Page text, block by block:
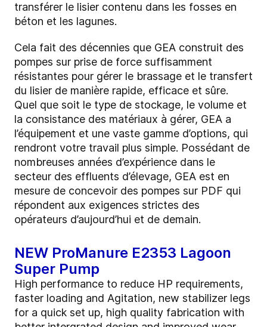
transférer le lisier contenu dans les fosses en
béton et les lagunes.
Cela fait des décennies que GEA construit des
pompes sur prise de force suffisamment
résistantes pour gérer le brassage et le transfert
du lisier de manière rapide, efficace et sûre.
Quel que soit le type de stockage, le volume et
la consistance des matériaux à gérer, GEA a
l’équipement et une vaste gamme d’options, qui
rendront votre travail plus simple. Possédant de
nombreuses années d’expérience dans le
secteur des effluents d’élevage, GEA est en
mesure de concevoir des pompes sur PDF qui
répondent aux exigences strictes des
opérateurs d’aujourd’hui et de demain.
NEW ProManure E2353 Lagoon
Super Pump
High performance to reduce HP requirements,
faster loading and Agitation, new stabilizer legs
for a quick set up, high quality fabrication with